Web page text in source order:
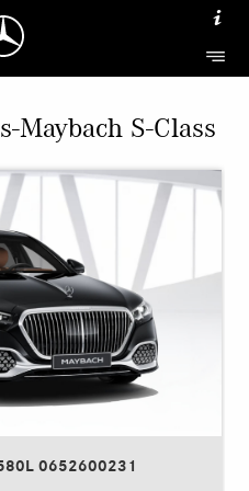
Maybach S-Class
0652600231